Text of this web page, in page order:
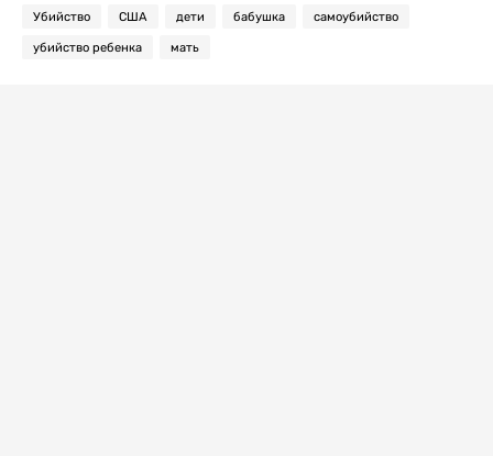
Убийство США дети бабушка самоубийство
убийство ребенка мать